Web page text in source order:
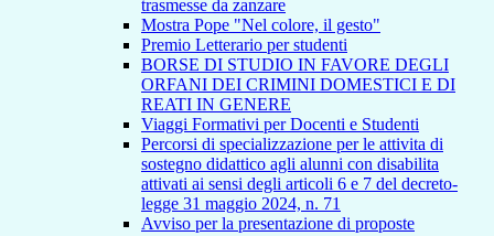
trasmesse da zanzare
Mostra Pope "Nel colore, il gesto"
Premio Letterario per studenti
BORSE DI STUDIO IN FAVORE DEGLI
ORFANI DEI CRIMINI DOMESTICI E DI
REATI IN GENERE
Viaggi Formativi per Docenti e Studenti
Percorsi di specializzazione per le attivita di
sostegno didattico agli alunni con disabilita
attivati ai sensi degli articoli 6 e 7 del decreto-
legge 31 maggio 2024, n. 71
Avviso per la presentazione di proposte